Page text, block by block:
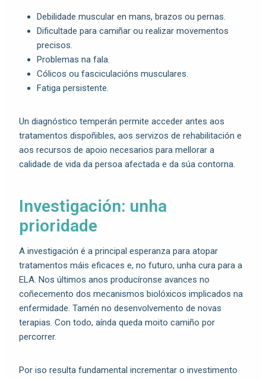
Debilidade muscular en mans, brazos ou pernas.
Dificultade para camiñar ou realizar movementos
precisos.
Problemas na fala.
Cólicos ou fasciculacións musculares.
Fatiga persistente.
Un diagnóstico temperán permite acceder antes aos
tratamentos dispoñibles, aos servizos de rehabilitación e
aos recursos de apoio necesarios para mellorar a
calidade de vida da persoa afectada e da súa contorna.
Investigación: unha
prioridade
A investigación é a principal esperanza para atopar
tratamentos máis eficaces e, no futuro, unha cura para a
ELA. Nos últimos anos producíronse avances no
coñecemento dos mecanismos biolóxicos implicados na
enfermidade. Tamén no desenvolvemento de novas
terapias. Con todo, aínda queda moito camiño por
percorrer.
Por iso resulta fundamental incrementar o investimento